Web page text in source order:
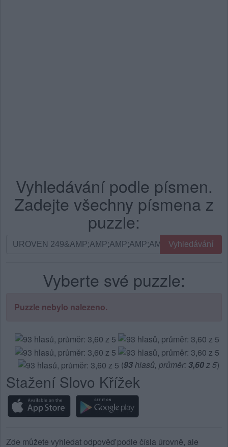
Vyhledávání podle písmen.
Zadejte všechny písmena z
puzzle:
Vyhledávání
písmena
Vyhledávání
Vyberte své puzzle:
Puzzle nebylo nalezeno.
(93hlasů, průměr:3,60z 5)
Stažení Slovo Křížek
Zde můžete vyhledat odpověď podle čísla úrovně, ale